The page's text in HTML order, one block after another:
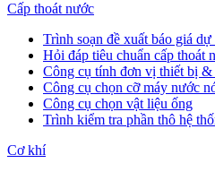
Cấp thoát nước
Trình soạn đề xuất báo giá
Hỏi đáp tiêu chuẩn cấp thoát
Công cụ tính đơn vị thiết bị &
Công cụ chọn cỡ máy nước
Công cụ chọn vật liệu ống
Trình kiểm tra phần thô hệ
Cơ khí